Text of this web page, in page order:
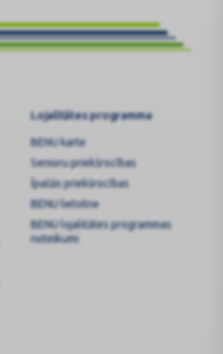
Lojalitātes programma
BENU karte
Senioru priekšrocības
Īpašās priekšrocības
BENU lietotne
BENU lojalitātes programmas
noteikumi